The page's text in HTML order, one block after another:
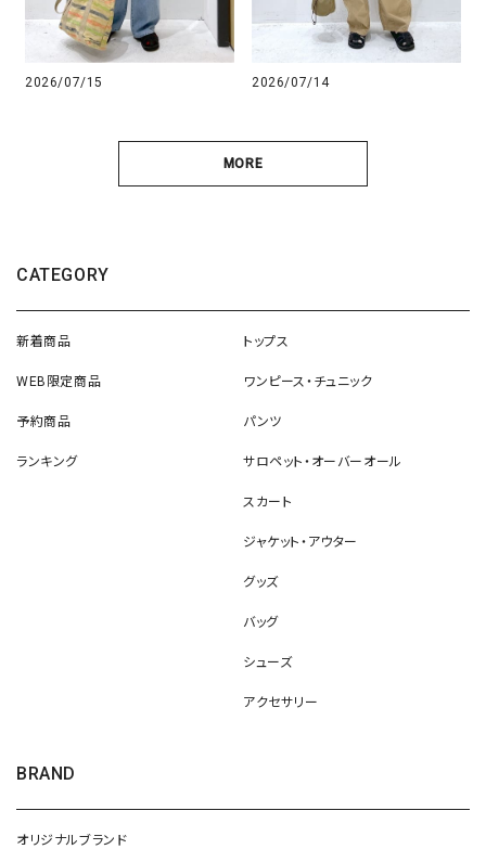
2026/07/15 2026/07/14
MORE
CATEGORY
新着商品
WEB限定商品
予約商品
ランキング
トップス
ワンピース・チュニック
パンツ
サロペット・オーバーオール
スカート
ジャケット・アウター
グッズ
バッグ
シューズ
アクセサリー
BRAND
オリジナルブランド